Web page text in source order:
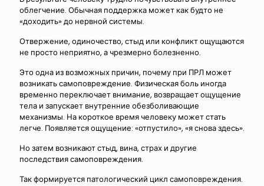
облегчение. Обычная поддержка может как будто не
«доходить» до нервной системы.
Отвержение, одиночество, стыд или конфликт ощущаются
не просто неприятно, а чрезмерно болезненно.
Это одна из возможных причин, почему при ПРЛ может
возникать самоповреждение. Физическая боль иногда
временно переключает внимание, возвращает ощущение
тела и запускает внутренние обезболивающие
механизмы. На короткое время человеку может стать
легче. Появляется ощущение: «отпустило», «я снова здесь».
Но затем возникают стыд, вина, страх и другие
последствия самоповреждения.
Так формируется патологический цикл самоповреждения.